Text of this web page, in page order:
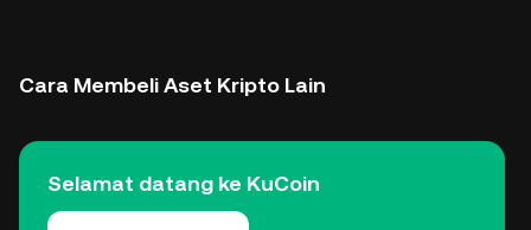
Cara Membeli Aset Kripto Lain
Selamat datang ke KuCoin